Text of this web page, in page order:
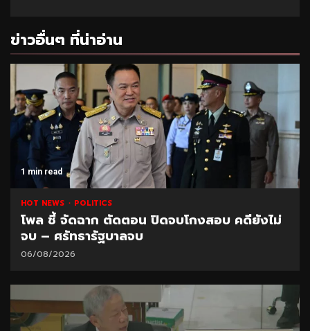
ข่าวอื่นๆ ที่น่าอ่าน
1 min read
HOT NEWS POLITICS
โพล ชี้ จัดฉาก ตัดตอน ปิดจบโกงสอบ คดียังไม่
จบ – ศรัทธารัฐบาลจบ
06/08/2026